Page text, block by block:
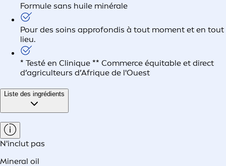
Formule sans huile minérale
Pour des soins approfondis à tout moment et en tout
lieu.
* Testé en Clinique ** Commerce équitable et direct
d’agriculteurs d’Afrique de l'Ouest
Liste des ingrédients
N'inclut pas
Mineral oil